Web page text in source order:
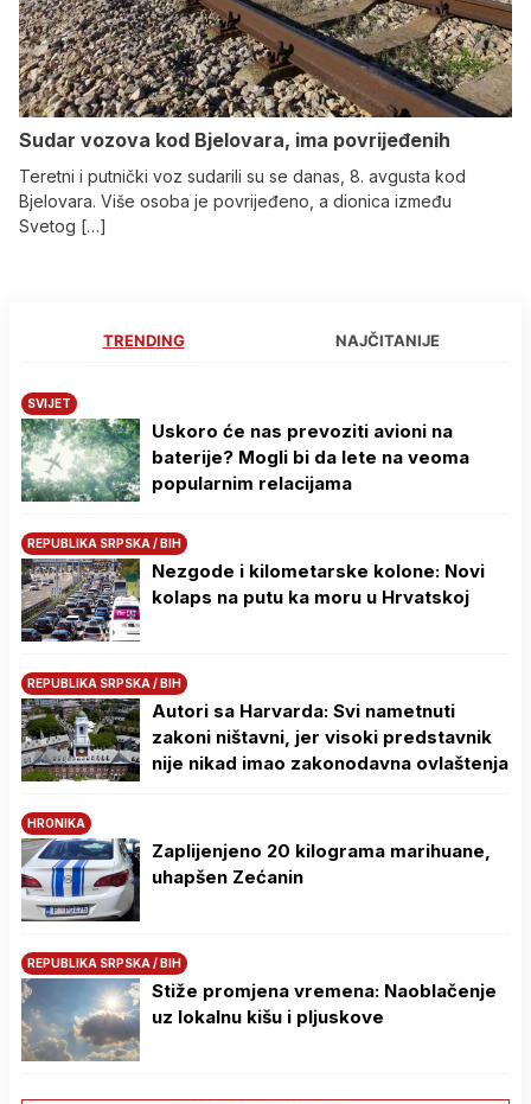
Sudar vozova kod Bjelovara, ima povrijeđenih
Teretni i putnički voz sudarili su se danas, 8. avgusta kod
Bjelovara. Više osoba je povrijeđeno, a dionica između
Svetog […]
TRENDING NAJČITANIJE
SVIJET
Uskoro će nas prevoziti avioni na
baterije? Mogli bi da lete na veoma
popularnim relacijama
REPUBLIKA SRPSKA / BIH
Nezgode i kilometarske kolone: Novi
kolaps na putu ka moru u Hrvatskoj
REPUBLIKA SRPSKA / BIH
Autori sa Harvarda: Svi nametnuti
zakoni ništavni, jer visoki predstavnik
nije nikad imao zakonodavna ovlaštenja
HRONIKA
Zaplijenjeno 20 kilograma marihuane,
uhapšen Zećanin
REPUBLIKA SRPSKA / BIH
Stiže promjena vremena: Naoblačenje
uz lokalnu kišu i pljuskove